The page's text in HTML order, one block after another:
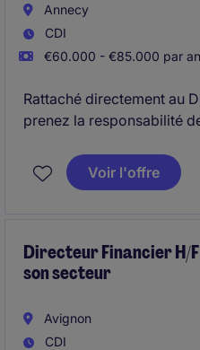
Annecy
CDI
€60.000 - €85.000 par an
Rattaché directement au
prenez la responsabilité
Voir l'offre
Directeur Financier H/
son secteur
Avignon
CDI